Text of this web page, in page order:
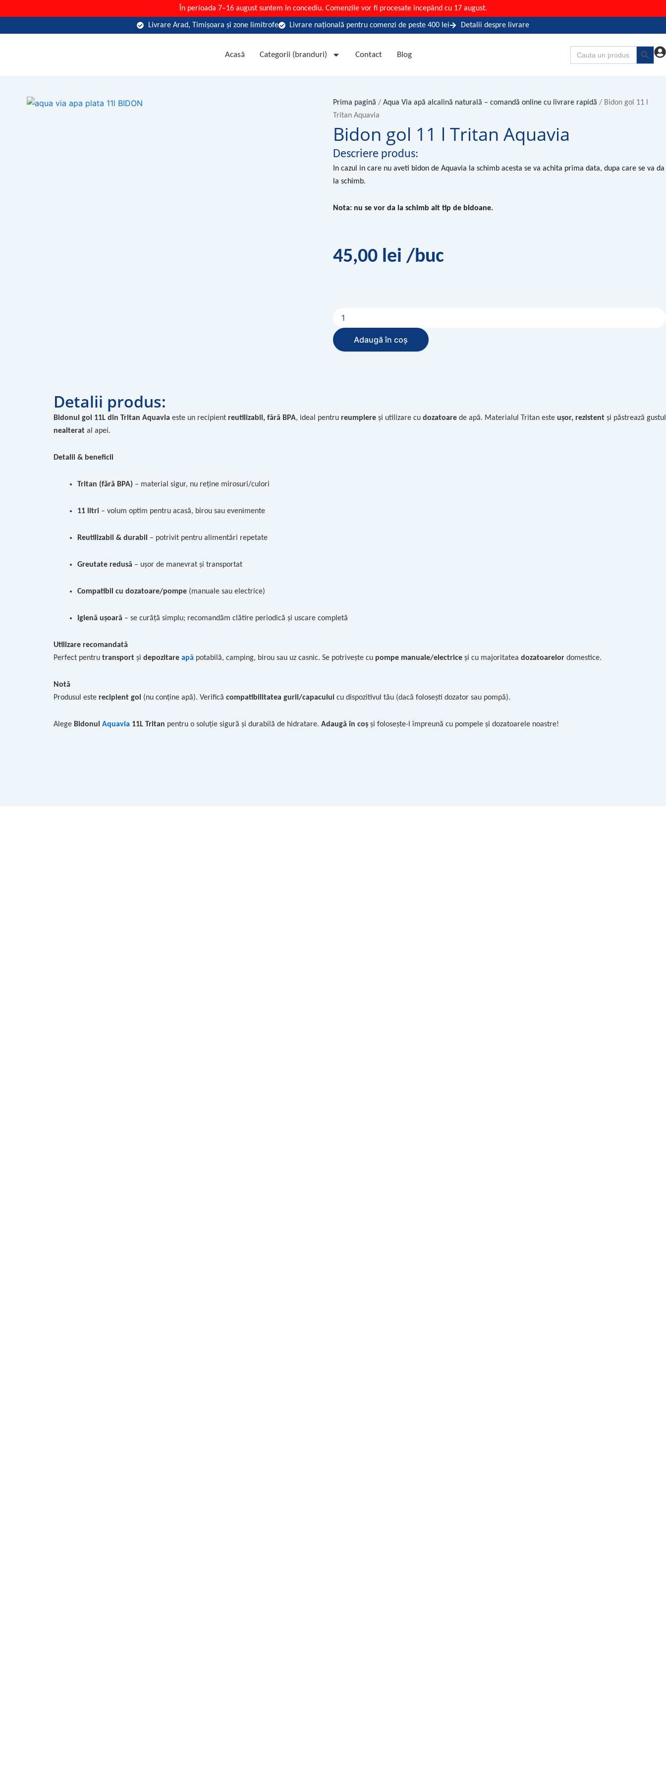
to
content
În perioada 7–16 august suntem în concediu. Comenzile vor fi procesate începând cu 17 august.
Livrare Arad, Timișoara și zone limitrofe Livrare națională pentru comenzi de peste 400 lei Detalii despre livrare
Acasă Categorii (branduri) Contact Blog
Search
for:
Search Button
Prima pagină / Aqua Via apă alcalină naturală – comandă online cu livrare rapidă / Bidon gol 11 l
Tritan Aquavia
Bidon gol 11 l Tritan Aquavia
Descriere produs:
In cazul in care nu aveti bidon de Aquavia la schimb acesta se va achita prima data, dupa care se va da
la schimb.
Nota: nu se vor da la schimb alt tip de bidoane.
45,00 lei /buc
11
l
Tritan
Adaugă în coș
Detalii produs:
Bidonul gol 11L din Tritan Aquavia este un recipient reutilizabil, fără BPA, ideal pentru reumplereși utilizare cu dozatoarede apă. Materialul Tritan este ușor, rezistentși păstrează gustul
nealteratal apei.
Detalii & beneficii
Tritan (fără BPA) – material sigur, nu reține mirosuri/culori
11 litri– volum optim pentru acasă, birou sau evenimente
Reutilizabil & durabil – potrivit pentru alimentări repetate
Greutate redusă – ușor de manevrat și transportat
Compatibil cu dozatoare/pompe(manuale sau electrice)
Igienă ușoară – se curăță simplu; recomandăm clătire periodică și uscare completă
Utilizare recomandată
Perfect pentru transportși depozitare apă potabilă, camping, birou sau uz casnic. Se potrivește cu pompe manuale/electriceși cu majoritatea dozatoarelordomestice.
Notă
Produsul este recipient gol (nu conține apă). Verifică compatibilitatea gurii/capaculuicu dispozitivul tău (dacă folosești dozator sau pompă).
Alege Bidonul Aquavia 11L Tritan pentru o soluție sigură și durabilă de hidratare. Adaugă în coșși folosește-l împreună cu pompele și dozatoarele noastre!